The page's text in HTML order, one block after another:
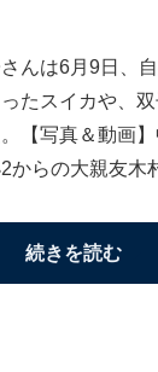
んは6月9日、
たスイカや、
【写真＆動画
からの大親友木
続きを読む